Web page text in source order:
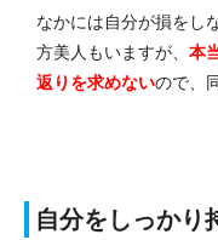
なかには自分が損をし
方美人もいますが、 本
返りを求めないので、
自分をしっかり